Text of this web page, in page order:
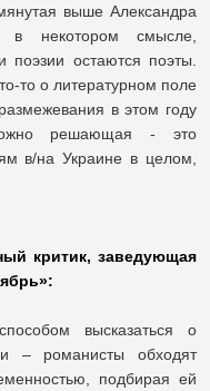
выше Александра
в некотором смысле,
поэзии остаются поэты.
то о литературном поле
в этом году
решающая - это
в/на Украине в целом,
критик, заведующая
высказаться о
– романисты обходят
подбирая ей